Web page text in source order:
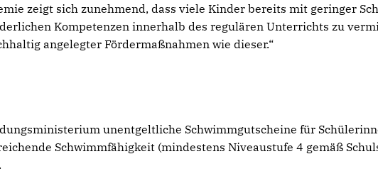
zeigt sich zunehmend, dass viele Kinder bereits mit geringer
Kompetenzen innerhalb des regulären Unterrichts zu
angelegter Fördermaßnahmen wie dieser.“
unentgeltliche Schwimmgutscheine für
Schwimmfähigkeit (mindestens Niveaustufe 4 gemäß